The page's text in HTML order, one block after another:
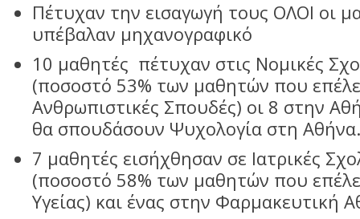
Πέτυχαν την εισαγωγή τους ΟΛΟΙ οι
υπέβαλαν μηχανογραφικό
10 μαθητές πέτυχαν στις Νομικές
(ποσοστό 53% των μαθητών που
Ανθρωπιστικές Σπουδές) οι 8 στην
θα σπουδάσουν Ψυχολογία στη Αθήνα.
7 μαθητές εισήχθησαν σε Ιατρικές
(ποσοστό 58% των μαθητών που
Υγείας) και ένας στην Φαρμακευτική